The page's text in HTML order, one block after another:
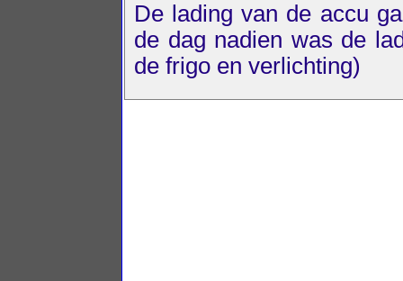
De lading van de accu
de dag nadien was de
de frigo en verlichting)